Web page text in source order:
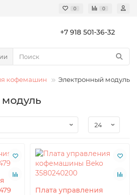
0 0
+7 918 501-36-32
кофемашин Электронный модуль
Плата управления